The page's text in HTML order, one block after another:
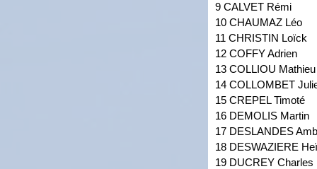
9 CALVET Rémi
10 CHAUMAZ Léo
11 CHRISTIN Loïck
12 COFFY Adrien
13 COLLIOU Mathieu
14 COLLOMBET
15 CREPEL Timoté
16 DEMOLIS Martin
17 DESLANDES
18 DESWAZIERE
19 DUCREY Charles